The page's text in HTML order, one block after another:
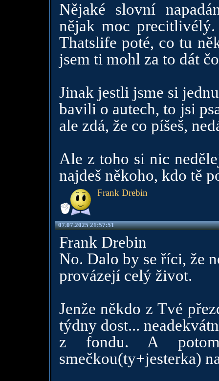
Nějaké slovní
nějak moc
Thatslife poté, co tu
jsem ti mohl za to dát
Jinak jestli jsme si
bavili o autech, to jsi
ale zdá, že co píšeš,
Ale z toho si nic
najdeš někoho, kdo tě
Frank Drebin
07.07.2025 21:57:51
Frank Drebin
No. Dalo by se říci, že
provázejí celý život.
Jenže někdo z Tvé
týdny dost...
z fondu. A
smečkou(ty+jesterka)